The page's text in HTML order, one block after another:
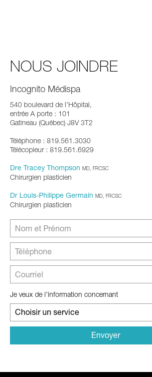
NOUS JOINDRE
Incognito Médispa
540 boulevard de l’Hôpital,
entrée A porte : 101
Gatineau (Québec) J8V 3T2
Téléphone : 819.561.3030
Télécopieur : 819.561.6929
Dre Tracey Thompson MD, FRCSC
Chirurgien plasticien
Dr Louis-Philippe Germain MD, FRCSC
Chirurgien plasticien
Je veux de l’information concernant
Choisir un service